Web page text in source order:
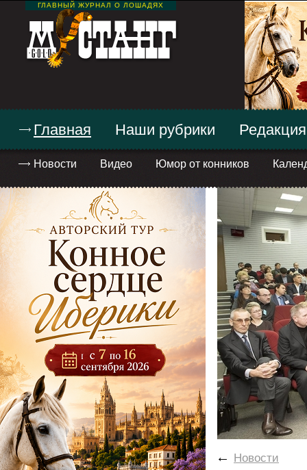
ГЛАВНЫЙ ЖУРНАЛ О ЛОШАДЯХ
Главная
Новости Видео Юмор от конников
Наши рубрики Редакция
← Новости